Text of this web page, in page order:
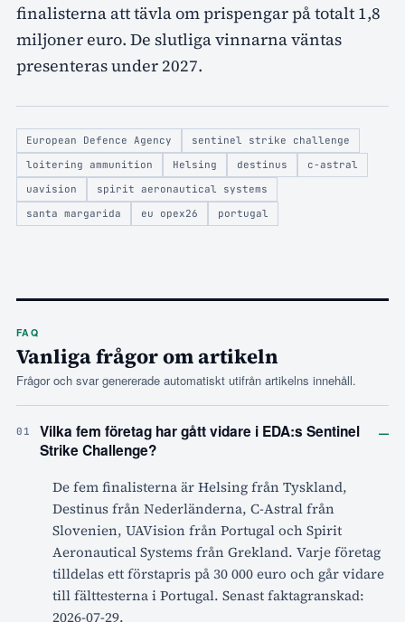
finalisterna att tävla om prispengar på totalt 1,8
miljoner euro. De slutliga vinnarna väntas
presenteras under 2027.
European Defence Agency
sentinel strike challenge
loitering ammunition
Helsing destinus
c-astral
uavision
spirit aeronautical systems
santa margarida
eu opex26 portugal
FAQ
Vanliga frågor om artikeln
Frågor och svar genererade automatiskt utifrån artikelns innehåll.
01
Vilka fem företag har gått vidare i EDA:s Sentinel
Strike Challenge?
–
De fem finalisterna är Helsing från Tyskland,
Destinus från Nederländerna, C-Astral från
Slovenien, UAVision från Portugal och Spirit
Aeronautical Systems från Grekland. Varje företag
tilldelas ett förstapris på 30 000 euro och går vidare
till fälttesterna i Portugal. Senast faktagranskad:
2026-07-29.